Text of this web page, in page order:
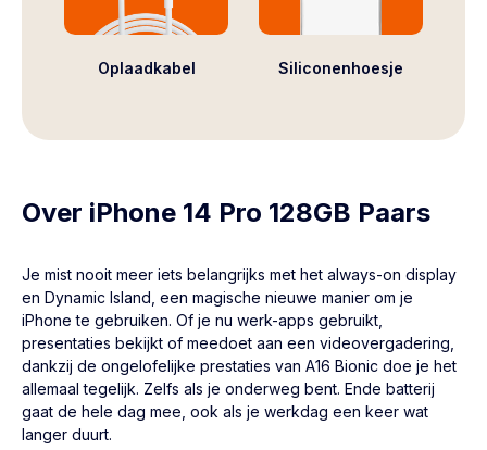
Oplaadkabel Siliconenhoesje
Over iPhone 14 Pro 128GB Paars
Je mist nooit meer iets belangrijks met het always-on display
en Dynamic Island, een magische nieuwe manier om je
iPhone te gebruiken. Of je nu werk-apps gebruikt,
presentaties bekijkt of meedoet aan een videovergadering,
dankzij de ongelofelijke prestaties van A16 Bionic doe je het
allemaal tegelijk. Zelfs als je onderweg bent. Ende batterij
gaat de hele dag mee, ook als je werkdag een keer wat
langer duurt.